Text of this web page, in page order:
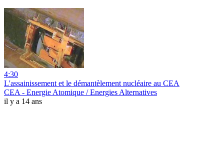
4:30
L'assainissement et le démantèlement nucléaire au CEA
CEA - Energie Atomique / Energies Alternatives
il y a 14 ans